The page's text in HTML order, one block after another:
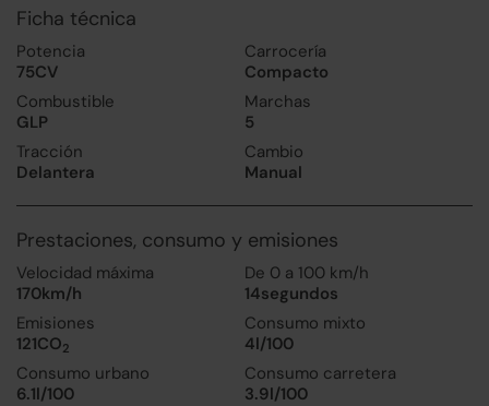
Ficha técnica
Potencia
75CV
Carrocería
Compacto
Combustible
GLP
Marchas
5
Tracción
Delantera
Cambio
Manual
Prestaciones, consumo y emisiones
Velocidad máxima
170km/h
De 0 a 100 km/h
14segundos
Emisiones
121CO2
Consumo mixto
4l/100
Consumo urbano
6.1l/100
Consumo carretera
3.9l/100